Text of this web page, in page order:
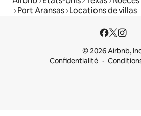
Port Aransas Locations de villas
© 2026 Airbnb,
Confidentialité